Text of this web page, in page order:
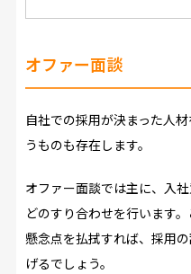
オファー面談
自社での採用が決まった人
うものも存在します。
オファー面談では主に、入
どのすり合わせを行います
懸念点を払拭すれば、採用
げるでしょう。